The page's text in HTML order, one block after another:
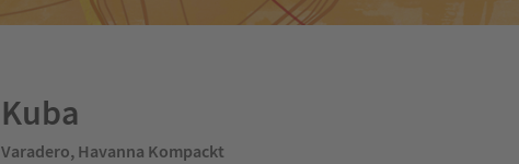
Kuba
Varadero, Havanna Kompackt